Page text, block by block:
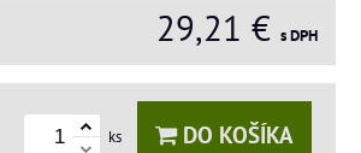
29,21 € s DPH
ks DO KOŠÍKA